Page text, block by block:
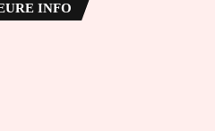
INFO